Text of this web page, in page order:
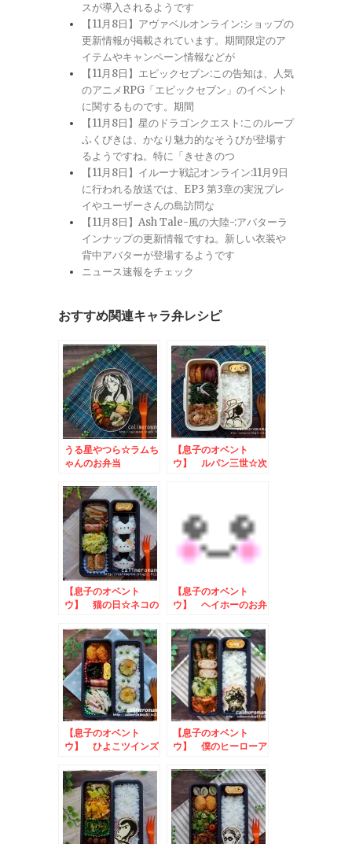
スが導入されるようです
【11月8日】アヴァベルオンライン:ショップの
更新情報が掲載されています。期間限定のア
イテムやキャンペーン情報などが
【11月8日】エピックセブン:この告知は、人気
のアニメRPG「エピックセブン」のイベント
に関するものです。期間
【11月8日】星のドラゴンクエスト:このループ
ふくびきは、かなり魅力的なそうびが登場す
るようですね。特に「きせきのつ
【11月8日】イルーナ戦記オンライン:11月9日
に行われる放送では、EP3 第3章の実況プレ
イやユーザーさんの島訪問な
【11月8日】Ash Tale-風の大陸-:アバターラ
インナップの更新情報ですね。新しい衣装や
背中アバターが登場するようです
ニュース速報をチェック
おすすめ関連キャラ弁レシピ
うる星やつら☆ラムち
ゃんのお弁当
【息子のオベント
ウ】 ルパン三世☆次
【息子のオベント
ウ】 猫の日☆ネコの
【息子のオベント
ウ】 ヘイホーのお弁
【息子のオベント
ウ】 ひよこツインズ
【息子のオベント
ウ】 僕のヒーローア